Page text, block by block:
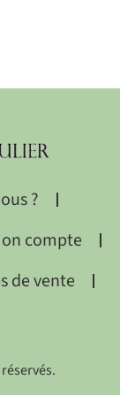
?
compte
de vente